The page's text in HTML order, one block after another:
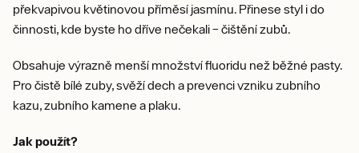
překvapivou květinovou příměsí jasmínu. Přinese styl i do
činnosti, kde byste ho dříve nečekali – čištění zubů.
Obsahuje výrazně menší množství fluoridu než běžné pasty.
Pro čistě bílé zuby, svěží dech a prevenci vzniku zubního
kazu, zubního kamene a plaku.
Jak použít?